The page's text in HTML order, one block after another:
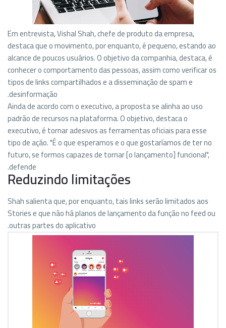
Em entrevista, Vishal Shah, chefe de produto da empresa,
destaca que o movimento, por enquanto, é pequeno, estando ao
alcance de poucos usuários.O objetivo da companhia, destaca, é
conhecer o comportamento das pessoas, assim como verificar os
tipos de links compartilhados e a disseminação de spam e
desinformação.
Ainda de acordo com o executivo, a proposta se alinha ao uso
padrão de recursos na plataforma. O objetivo, destaca o
executivo, é tornar adesivos as ferramentas oficiais para esse
tipo de ação. "É o que esperamos e o que gostaríamos de ter no
futuro, se formos capazes de tornar [o lançamento] funcional",
defende.
Reduzindo limitações
Shah salienta que, por enquanto, tais links serão limitados aos
Stories e que não há planos de lançamento da função no feed ou
outras partes do aplicativo.